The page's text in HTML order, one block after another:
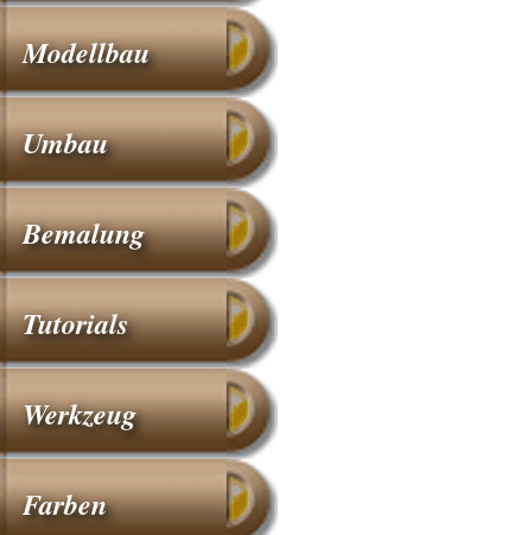
Modellbau
Umbau
Bemalung
Tutorials
Werkzeug
Farben